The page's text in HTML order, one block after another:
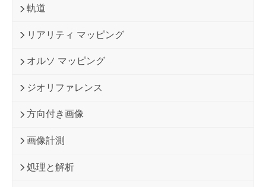
軌道
リアリティ マッピング
オルソ マッピング
ジオリファレンス
方向付き画像
画像計測
処理と解析